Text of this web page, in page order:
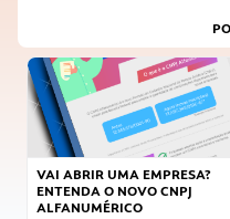
VAI ABRIR UMA EMPRESA?
ENTENDA O NOVO CNPJ
ALFANUMÉRICO